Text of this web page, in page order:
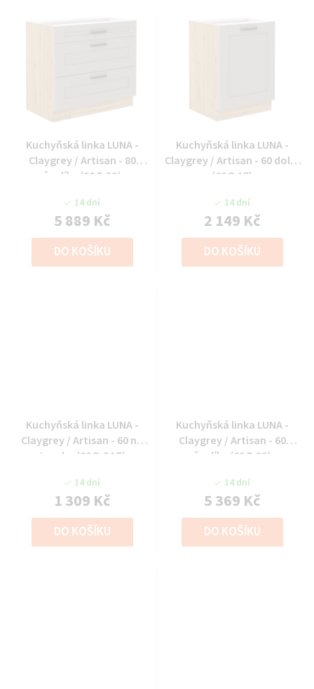
Kuchyňská linka LUNA -
Claygrey / Artisan - 80
šuplíky (80 D 3S)
14 dní
5 889 Kč
DO KOŠÍKU
Kuchyňská linka LUNA -
Claygrey / Artisan - 60 dolní
(60 D 1F)
14 dní
2 149 Kč
DO KOŠÍKU
Kuchyňská linka LUNA -
Claygrey / Artisan - 60 na
troubu (60 D GAZ)
14 dní
1 309 Kč
DO KOŠÍKU
Kuchyňská linka LUNA -
Claygrey / Artisan - 60
šuplíky (60 D 3S)
14 dní
5 369 Kč
DO KOŠÍKU